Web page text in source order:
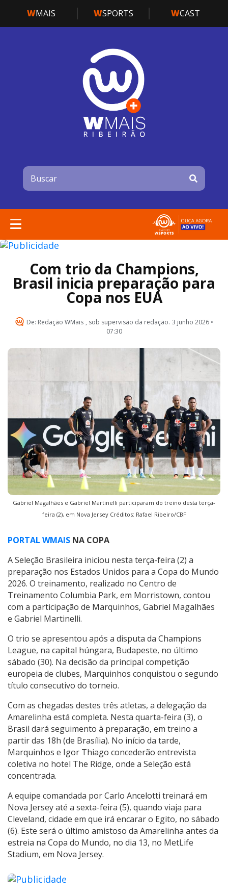
WMAIS WSPORTS WCAST
Com trio da Champions,
Brasil inicia preparação para
Copa nos EUA
De: Redação WMais , sob supervisão da redação. 3 junho 2026 •
07:30
Gabriel Magalhães e Gabriel Martinelli participaram do treino desta terça-
feira (2), em Nova Jersey Créditos: Rafael Ribeiro/CBF
PORTAL WMAIS NA COPA
A Seleção Brasileira iniciou nesta terça-feira (2) a
preparação nos Estados Unidos para a Copa do Mundo
2026. O treinamento, realizado no Centro de
Treinamento Columbia Park, em Morristown, contou
com a participação de Marquinhos, Gabriel Magalhães
e Gabriel Martinelli.
O trio se apresentou após a disputa da Champions
League, na capital húngara, Budapeste, no último
sábado (30). Na decisão da principal competição
europeia de clubes, Marquinhos conquistou o segundo
título consecutivo do torneio.
Com as chegadas destes três atletas, a delegação da
Amarelinha está completa. Nesta quarta-feira (3), o
Brasil dará seguimento à preparação, em treino a
partir das 18h (de Brasília). No início da tarde,
Marquinhos e Igor Thiago concederão entrevista
coletiva no hotel The Ridge, onde a Seleção está
concentrada.
A equipe comandada por Carlo Ancelotti treinará em
Nova Jersey até a sexta-feira (5), quando viaja para
Cleveland, cidade em que irá encarar o Egito, no sábado
(6). Este será o último amistoso da Amarelinha antes da
estreia na Copa do Mundo, no dia 13, no MetLife
Stadium, em Nova Jersey.